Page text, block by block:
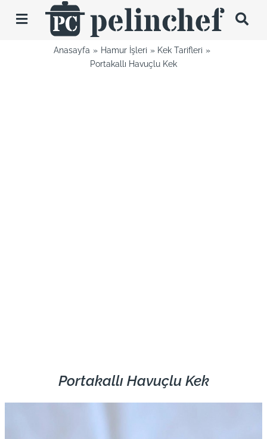
Toggle
Navigation
TariflerAnasayfa Hamur İşleri
Kek Tarifleri
Portakallı Havuçlu Kek
Portakallı Havuçlu Kek